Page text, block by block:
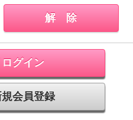
グイン
会員登録